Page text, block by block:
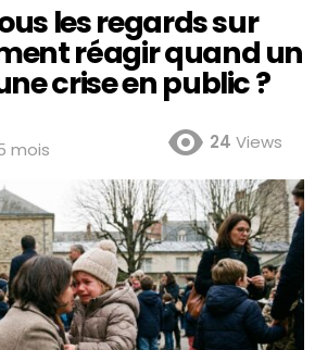
les regards sur
réagir quand un
crise en public ?
mois
24 Views